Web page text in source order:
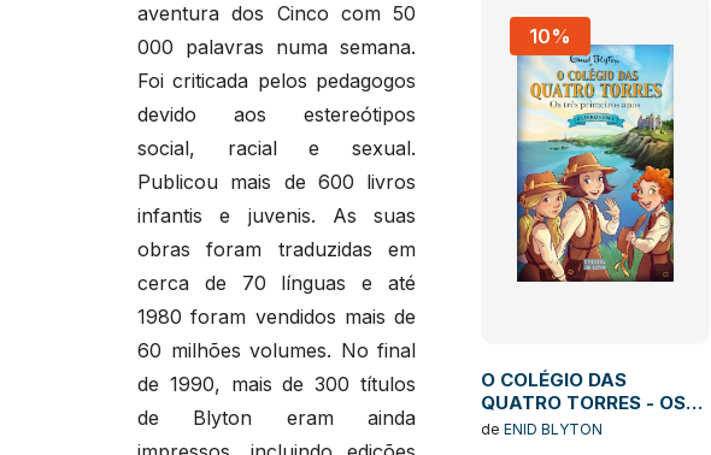
aventura dos Cinco com 50
000 palavras numa semana.
Foi criticada pelos pedagogos
devido aos estereótipos
social, racial e sexual.
Publicou mais de 600 livros
infantis e juvenis. As suas
obras foram traduzidas em
cerca de 70 línguas e até
1980 foram vendidos mais de
60 milhões volumes. No final
de 1990, mais de 300 títulos
de Blyton eram ainda
10%
O COLÉGIO DAS
QUATRO TORRES - OS
TRES PRIMEIROS ANOS -
de ENID BLYTON